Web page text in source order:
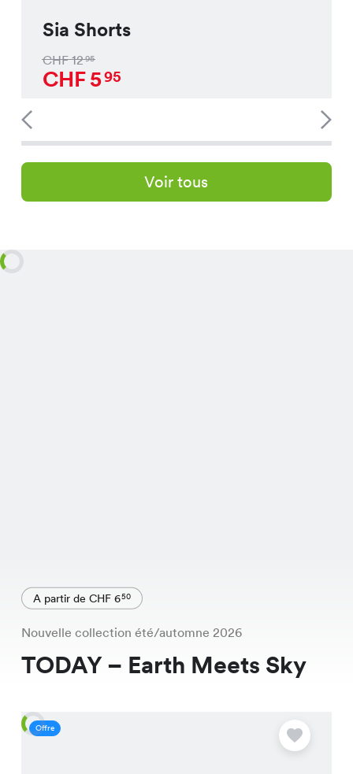
Sia Shorts
CHF1295
CHF595
Voir tous
A partir de CHF 650
Nouvelle collection été/automne 2026
TODAY – Earth Meets Sky
Offre